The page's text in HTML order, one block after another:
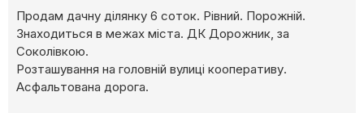
Продам дачну ділянку 6 соток. Рівний. Порожній.
Знаходиться в межах міста. ДК Дорожник, за
Соколівкою.
Розташування на головній вулиці кооперативу.
Асфальтована дорога.